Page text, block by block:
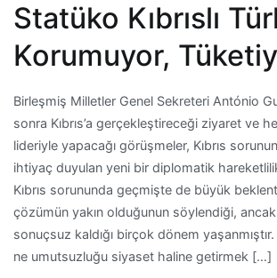
Statüko Kıbrıslı
Korumuyor,
Birleşmiş Milletler Genel Sekreteri António
sonra Kıbrıs’a gerçekleştireceği ziyaret ve
lideriyle yapacağı görüşmeler, Kıbrıs
ihtiyaç duyulan yeni bir diplomatik
Kıbrıs sorununda geçmişte de büyük
çözümün yakın olduğunun söylendiği,
sonuçsuz kaldığı birçok dönem
ne umutsuzluğu siyaset haline getirmek […]